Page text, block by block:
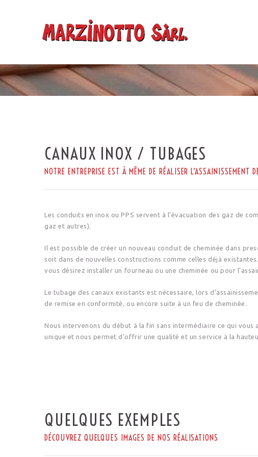
CANAUX INOX / TUBAGES
NOTRE ENTREPRISE EST À MÊME DE RÉALISER L’ASSAINISSEMENT
Les conduits en inox ou PPS servent à l’évacuation des gaz de
gaz et autres).
Il est possible de créer un nouveau conduit de cheminée dans
soit dans de nouvelles constructions comme celles déjà
vous désirez installer un fourneau ou une cheminée ou pour
Le tubage des canaux existants est nécessaire, lors
de remise en conformité, ou encore suite à un feu de cheminée.
Nous intervenons du début à la fin sans intermédiaire ce qui vous
unique et nous permet d’offrir une qualité et un service à la
QUELQUES EXEMPLES
DÉCOUVREZ QUELQUES IMAGES DE NOS RÉALISATIONS